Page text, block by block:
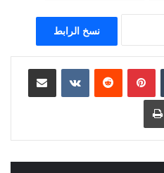
نسخ الرابط
‏Tumblr بينتيريست
‏Reddit
‏VKontakte مشاركة عبر البريد
طباعة